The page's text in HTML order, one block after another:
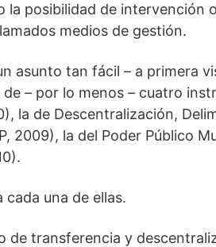
la posibilidad de intervención
medios de gestión.
asunto tan fácil – a primera
– por lo menos – cuatro
la de Descentralización,
2009), la del Poder Público
cada una de ellas.
de transferencia y